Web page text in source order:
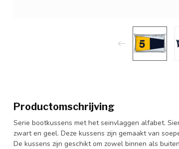
Productomschrijving
Serie bootkussens met het seinvlaggen alfabet.
zwart en geel. Deze kussens zijn gemaakt van
De kussens zijn geschikt om zowel binnen als